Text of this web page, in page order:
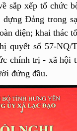
sắp xếp tổ chức
Đảng trong
diện; khai thác
quyết số 57-NQ/
chính trị - xã hội
đứng đầu.